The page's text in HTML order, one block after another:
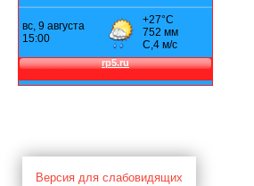
Версия для слабовидящих